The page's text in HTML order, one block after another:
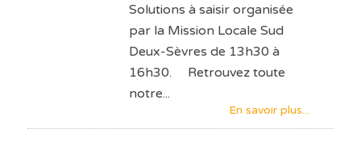
Solutions à saisir organisée
par la Mission Locale Sud
Deux-Sèvres de 13h30 à
16h30. Retrouvez toute
notre...
En savoir plus...